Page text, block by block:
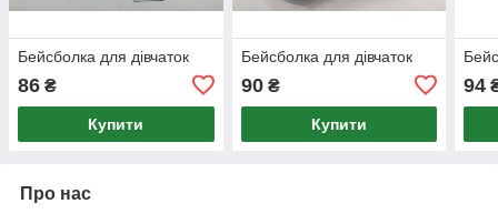
Бейсболка для дівчаток
86 ₴
Купити
Бейсболка для дівчаток
90₴
Купити
94
Про нас